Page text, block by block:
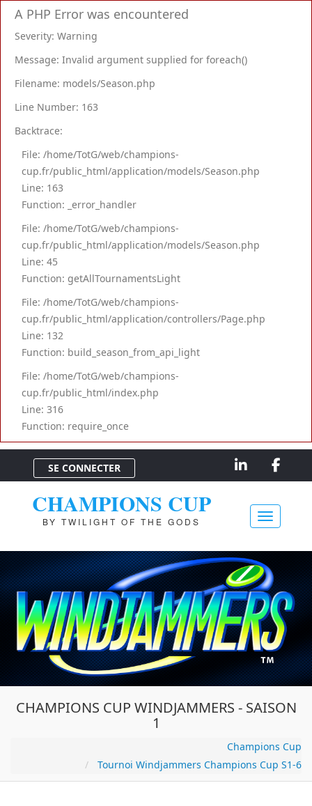
A PHP Error was encountered
Severity: Warning
Message: Invalid argument supplied for foreach()
Filename: models/Season.php
Line Number: 163
Backtrace:
File: /home/TotG/web/champions-
cup.fr/public_html/application/models/Season.php
Line: 163
Function: _error_handler
File: /home/TotG/web/champions-
cup.fr/public_html/application/models/Season.php
Line: 45
Function: getAllTournamentsLight
File: /home/TotG/web/champions-
cup.fr/public_html/application/controllers/Page.php
Line: 132
Function: build_season_from_api_light
File: /home/TotG/web/champions-
cup.fr/public_html/index.php
Line: 316
Function: require_once
SE CONNECTER
CHAMPIONS CUP
BY TWILIGHT OF THE GODS
CHAMPIONS CUP WINDJAMMERS - SAISON
1
Champions Cup
Tournoi Windjammers Champions Cup S1-6